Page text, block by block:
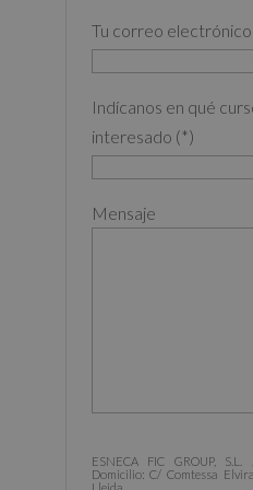
Tu correo
Indícanos en qué
interesado (*)
Mensaje
ESNECA FIC GROUP, S.L.
Domicilio: C/ Comtessa